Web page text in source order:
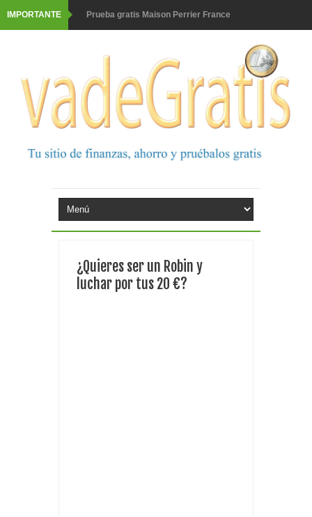
IMPORTANTE Prueba gratis Maison Perrier France
Corona te regala un velero inolvidable en velero y más
premios
Comprar Asevi tiene premio, nevera y un año de
productos
Fuze Tea regala 100 premios al día
Consigue una Nintendo Switch y un viaje con Enjoy
¿Quieres ser un Robin y
luchar por tus 20 €?